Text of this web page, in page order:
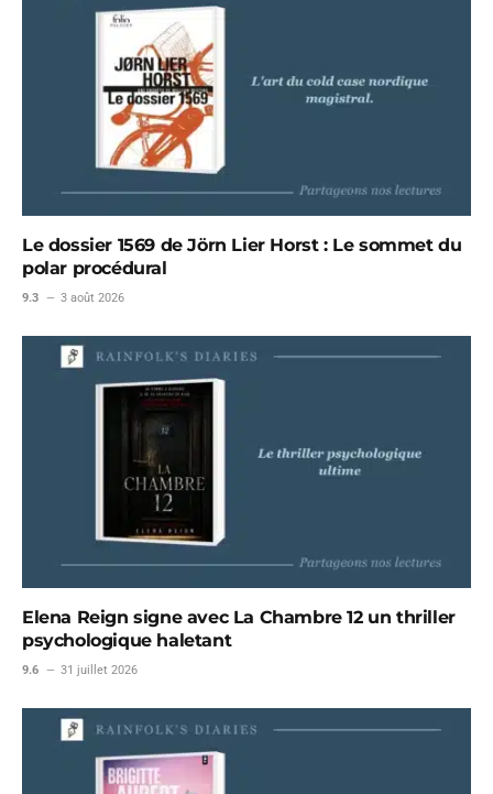
Le dossier 1569 de Jörn Lier Horst : Le sommet du
polar procédural
9.3 3 août 2026
Elena Reign signe avec La Chambre 12 un thriller
psychologique haletant
9.6 31 juillet 2026